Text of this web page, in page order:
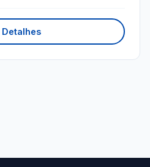
Detalhes